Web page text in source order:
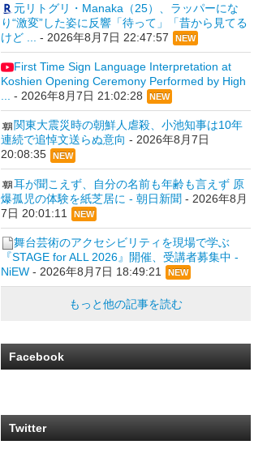
元リトグリ・Manaka（25）、ラッパーにな
り“激変”した姿に反響「待って」「昔から見てる
けど ...
- 2026年8月7日 22:47:57 NEW
First Time Sign Language Interpretation at
Koshien Opening Ceremony Performed by High
... - 2026年8月7日 21:02:28 NEW
関東大震災時の朝鮮人虐殺、小池知事は10年
連続で追悼文送らぬ意向 - 2026年8月7日
20:08:35
NEW
耳が聞こえず、自分の名前も年齢も言えず 原
爆孤児の体験を紙芝居に - 朝日新聞 - 2026年8月
7日 20:01:11
NEW
舞台芸術のアクセシビリティを現場で学ぶ
『STAGE for ALL 2026』開催、受講者募集中 -
NiEW- 2026年8月7日 18:49:21 NEW
もっと他の記事を読む
Facebook
Twitter